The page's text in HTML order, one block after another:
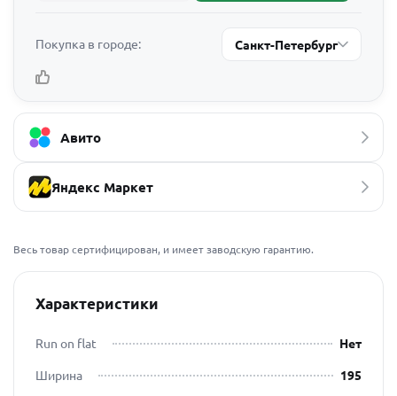
Покупка в городе: Санкт-Петербург
Авито
Яндекс Маркет
Весь товар сертифицирован, и имеет заводскую гарантию.
Характеристики
Run on flat
Нет
Ширина
195